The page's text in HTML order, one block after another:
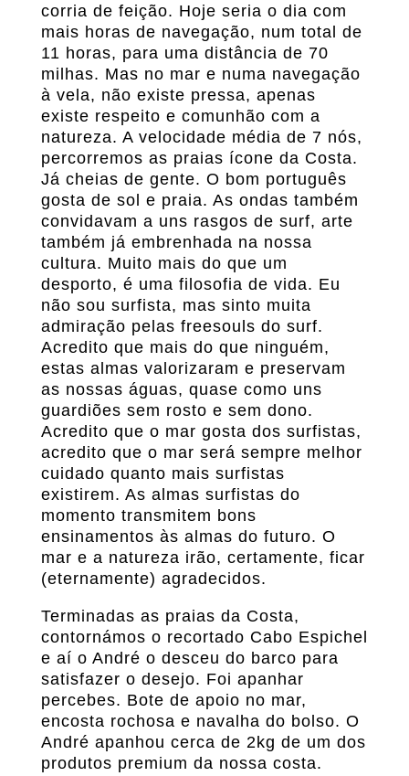
corria de feição. Hoje seria o dia com
mais horas de navegação, num total de
11 horas, para uma distância de 70
milhas. Mas no mar e numa navegação
à vela, não existe pressa, apenas
existe respeito e comunhão com a
natureza. A velocidade média de 7 nós,
percorremos as praias ícone da Costa.
Já cheias de gente. O bom português
gosta de sol e praia. As ondas também
convidavam a uns rasgos de surf, arte
também já embrenhada na nossa
cultura. Muito mais do que um
desporto, é uma filosofia de vida. Eu
não sou surfista, mas sinto muita
admiração pelas freesouls do surf.
Acredito que mais do que ninguém,
estas almas valorizaram e preservam
as nossas águas, quase como uns
guardiões sem rosto e sem dono.
Acredito que o mar gosta dos surfistas,
acredito que o mar será sempre melhor
cuidado quanto mais surfistas
existirem. As almas surfistas do
momento transmitem bons
ensinamentos às almas do futuro. O
mar e a natureza irão, certamente, ficar
(eternamente) agradecidos.
Terminadas as praias da Costa,
contornámos o recortado Cabo Espichel
e aí o André o desceu do barco para
satisfazer o desejo. Foi apanhar
percebes. Bote de apoio no mar,
encosta rochosa e navalha do bolso. O
André apanhou cerca de 2kg de um dos
produtos premium da nossa costa.